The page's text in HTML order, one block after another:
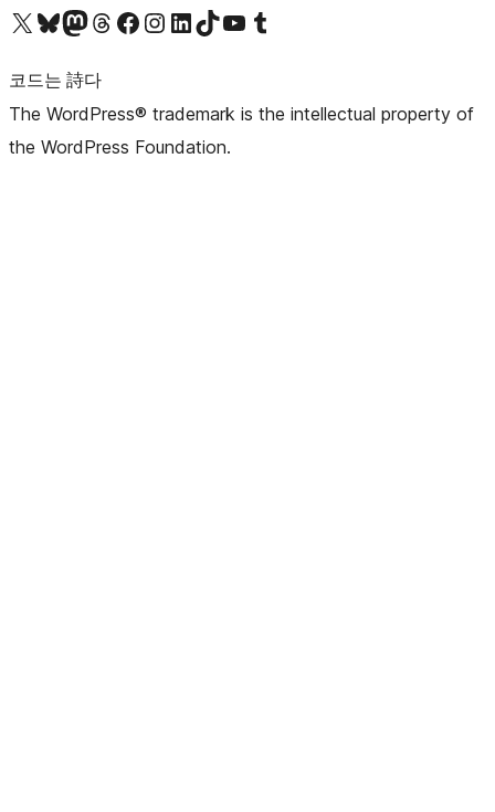
X(이전 트위터) 계정 방문하기블루스카이 계정 방문하기마스토돈 계정 방문하기스레드 계정 방문하기 페이스북 페이지 방문하기인스타그램 계정 방문하기 LinkedIn 계정 방문하기틱톡 계정 방문하기유튜브 채널 방문하기 텀블러 계정 방문하기
코드는 詩다
The WordPress® trademark is the intellectual property of
the WordPress Foundation.